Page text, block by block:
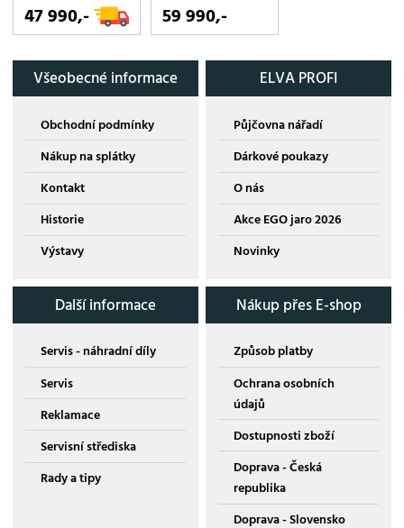
47 990,- 59 990,-
Všeobecné informace
Obchodní podmínky
Nákup na splátky
Kontakt
Historie
Výstavy
ELVA PROFI
Půjčovna nářadí
Dárkové poukazy
O nás
Akce EGO jaro 2026
Novinky
Další informace
Servis - náhradní díly
Servis
Reklamace
Servisní střediska
Rady a tipy
Nákup přes E-shop
Způsob platby
Ochrana osobních
údajů
Dostupnosti zboží
Doprava - Česká
republika
Doprava - Slovensko